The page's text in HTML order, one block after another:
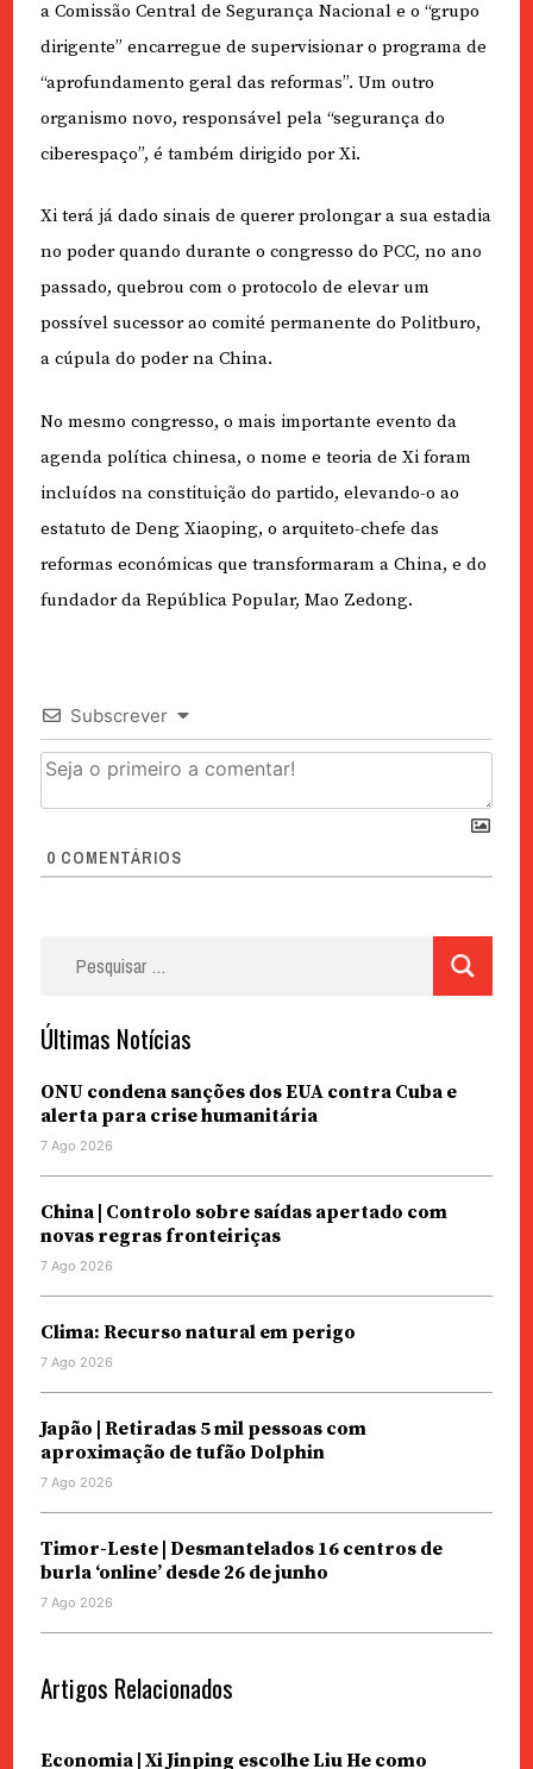
a Comissão Central de Segurança Nacional e o “grupo
dirigente” encarregue de supervisionar o programa de
“aprofundamento geral das reformas”. Um outro
organismo novo, responsável pela “segurança do
ciberespaço”, é também dirigido por Xi.
Xi terá já dado sinais de querer prolongar a sua estadia
no poder quando durante o congresso do PCC, no ano
passado, quebrou com o protocolo de elevar um
possível sucessor ao comité permanente do Politburo,
a cúpula do poder na China.
No mesmo congresso, o mais importante evento da
agenda política chinesa, o nome e teoria de Xi foram
incluídos na constituição do partido, elevando-o ao
estatuto de Deng Xiaoping, o arquiteto-chefe das
reformas económicas que transformaram a China, e do
fundador da República Popular, Mao Zedong.
Subscrever
0 COMENTÁRIOS
Últimas Notícias
ONU condena sanções dos EUA contra Cuba e
alerta para crise humanitária
7 Ago 2026
China | Controlo sobre saídas apertado com
novas regras fronteiriças
7 Ago 2026
Clima: Recurso natural em perigo
7 Ago 2026
Japão | Retiradas 5 mil pessoas com
aproximação de tufão Dolphin
7 Ago 2026
Timor-Leste | Desmantelados 16 centros de
burla ‘online’ desde 26 de junho
7 Ago 2026
Artigos Relacionados
Economia | Xi Jinping escolhe Liu He como